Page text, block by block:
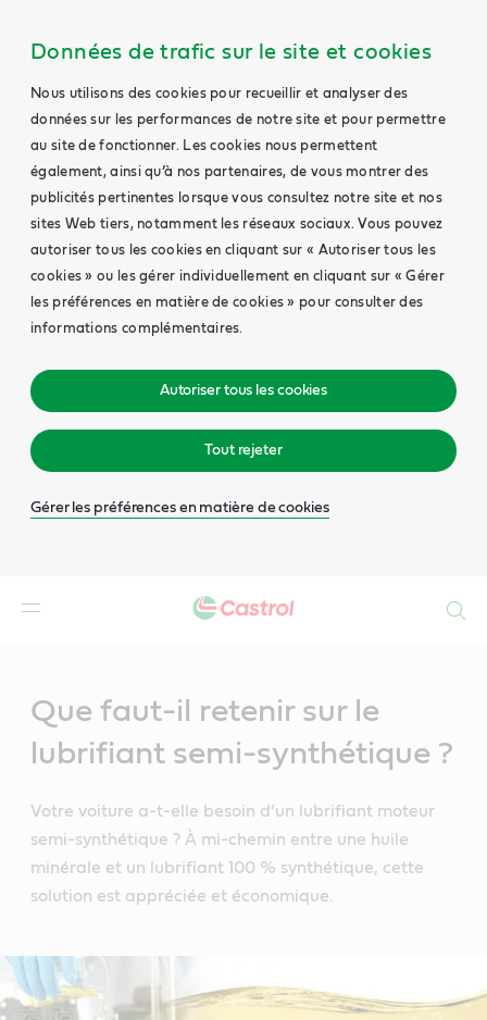
Données de trafic sur le site et cookies
Nous utilisons des cookies pour recueillir et analyser des
données sur les performances de notre site et pour permettre
au site de fonctionner. Les cookies nous permettent
également, ainsi qu’à nos partenaires, de vous montrer des
publicités pertinentes lorsque vous consultez notre site et nos
sites Web tiers, notamment les réseaux sociaux. Vous pouvez
autoriser tous les cookies en cliquant sur « Autoriser tous les
cookies » ou les gérer individuellement en cliquant sur « Gérer
les préférences en matière de cookies » pour consulter des
informations complémentaires.
Autoriser tous les cookies
Tout rejeter
Gérer les préférences en matière de cookies
Que faut-il retenir sur le
lubrifiant semi-synthétique ?
Votre voiture a-t-elle besoin d’un lubrifiant moteur
semi-synthétique ? À mi-chemin entre une huile
minérale et un lubrifiant 100 % synthétique, cette
solution est appréciée et économique.